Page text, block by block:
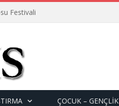
Festivali
ÇOCUK – GENÇLIK